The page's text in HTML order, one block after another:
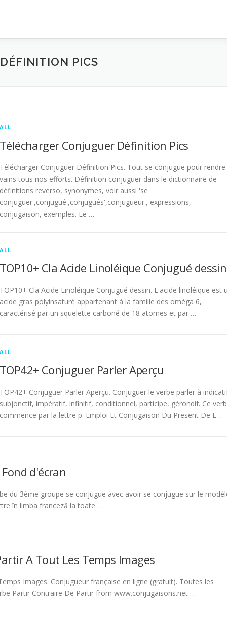
PICS
ALL
Télécharger Conjuguer Définition Pics
Télécharger Conjuguer Définition Pics. Tout se conjugue pour rendre
vains tous nos efforts. Définition conjuguer dans le dictionnaire de
définitions reverso, synonymes, voir aussi 'se
conjuguer',conjugué',conjugués',conjugueur', expressions,
conjugaison, exemples. Le …
ALL
TOP10+ Cla Acide Linoléique Conjugué dessin
TOP10+ Cla Acide Linoléique Conjugué dessin. L'acide linoléique est
acide gras polyinsaturé appartenant à la famille des oméga 6,
caractérisé par un squelette carboné de 18 atomes et par …
ALL
TOP42+ Conjuguer Parler Aperçu
TOP42+ Conjuguer Parler Aperçu. Conjuguer le verbe parler à
subjonctif, impératif, infinitif, conditionnel, participe, gérondif. Ce
commence par la lettre p. Emploi Et Conjugaison Du Present De L …
d'écran
du 3ème groupe se conjugue avec avoir se conjugue sur le
în limba franceză la toate …
A Tout Les Temps Images
Images. Conjugueur française en ligne (gratuit). Toutes les
Partir Contraire De Partir from www.conjugaisons.net …